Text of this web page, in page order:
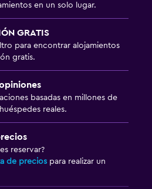
en un solo lugar.
GRATIS
para encontrar alojamientos
gratis.
basadas en millones de
reales.
reservar?
de precios para realizar un